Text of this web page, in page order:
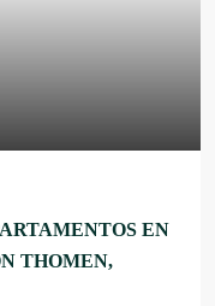
EN
THOMEN,